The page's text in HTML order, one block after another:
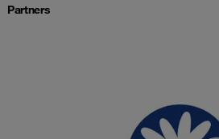
Partners